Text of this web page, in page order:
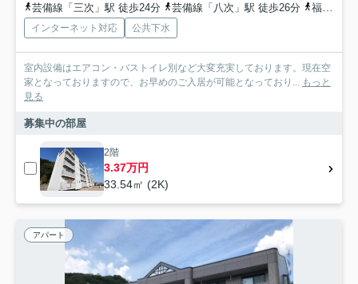
芸備線「三次」駅 徒歩24分
芸備線「八次」駅 徒歩26分 福塩線「三次」駅 バス14分 「促進住宅前（備北交通）」 停歩2分
インターネット対応 公共下水
室内設備はエアコン・バストイレ別など大変充実しております。現在空
家となっておりますので、お早めのご入居が可能となっており... もっと
見る
募集中の部屋
2階
3.37万円
33.54㎡ (2K)
アパート